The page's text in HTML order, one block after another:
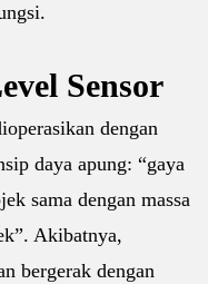
Sensor
dengan
daya apung: “gaya
sama dengan massa
Akibatnya,
bergerak dengan